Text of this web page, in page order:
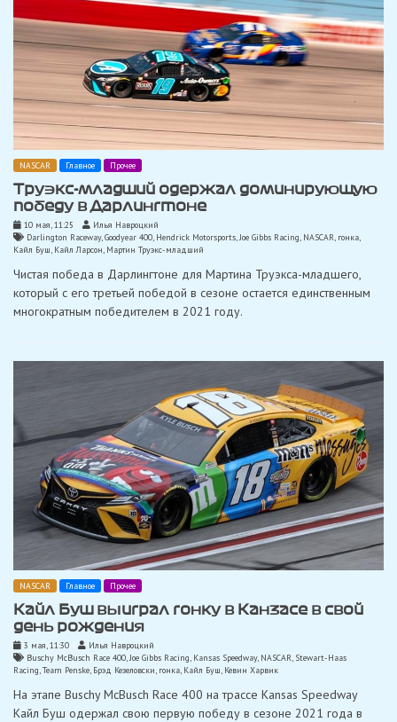
NASCAR Главное Прочее
Труэкс-младший одержал доминирующую
победу в Дарлингтоне
10 мая, 11:25
Илья Навроцкий
Darlington Raceway,Goodyear 400, Hendrick Motorsports,Joe Gibbs Racing, NASCAR, гонка
Кайл Буш, Кайл Ларсон, Мартин Труэкс-младший
Чистая победа в Дарлингтоне для Мартина Труэкса-младшего,
который с его третьей победой в сезоне остается единственным
многократным победителем в 2021 году.
NASCAR Главное Прочее
Кайл Буш выиграл гонку в Канзасе в свой
день рождения
3 мая, 11:30
Илья Навроцкий
Buschy McBusch Race 400,Joe Gibbs Racing, Kansas Speedway, NASCAR, Stewart-Haas
Racing,Team Penske, Брэд Кезеловски, гонка, Кайл Буш, Кевин Харвик
На этапе Buschy McBusch Race 400 на трассе Kansas Speedway
Кайл Буш одержал свою первую победу в сезоне 2021 года в